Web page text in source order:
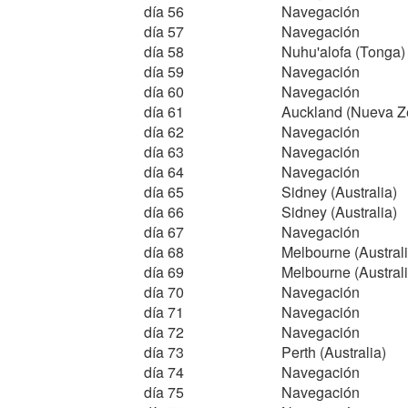
día 56
Navegación
día 57
Navegación
día 58
Nuhu'alofa (Tonga)
día 59
Navegación
día 60
Navegación
día 61
Auckland (Nueva
día 62
Navegación
día 63
Navegación
día 64
Navegación
día 65
Sidney (Australia)
día 66
Sidney (Australia)
día 67
Navegación
día 68
Melbourne
día 69
Melbourne
día 70
Navegación
día 71
Navegación
día 72
Navegación
día 73
Perth (Australia)
día 74
Navegación
día 75
Navegación